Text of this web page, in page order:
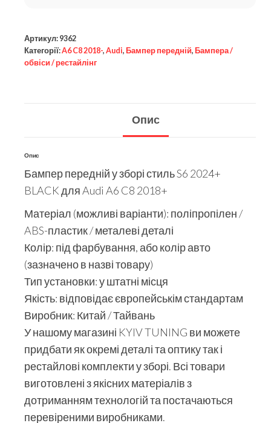
Артикул: 9362
Категорії:A6 C8 2018-, Audi, Бампер передній, Бампера /
обвіси / рестайлінг
Опис
Опис
Бампер передній у зборі стиль S6 2024+
BLACK для Audi A6 C8 2018+
Матеріал (можливі варіанти): поліпропілен /
ABS-пластик / металеві деталі
Колір: під фарбування, або колір авто
(зазначено в назві товару)
Тип установки: у штатні місця
Якість: відповідає європейськім стандартам
Виробник: Китай / Тайвань
У нашому магазині KYIV TUNING ви можете
придбати як окремі деталі та оптику так і
рестайлові комплекти у зборі. Всі товари
виготовлені з якісних матеріалів з
дотриманням технологій та постачаються
перевіреними виробниками.